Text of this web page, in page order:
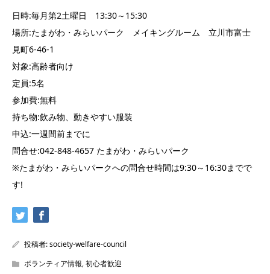
日時:毎月第2土曜日 13:30～15:30
場所:たまがわ・みらいパーク メイキングルーム 立川市富士
見町6-46-1
対象:高齢者向け
定員:5名
参加費:無料
持ち物:飲み物、動きやすい服装
申込:一週間前までに
問合せ:042-848-4657 たまがわ・みらいパーク
※たまがわ・みらいパークへの問合せ時間は9:30～16:30までで
す!
投稿者:society-welfare-council
ボランティア情報,初心者歓迎